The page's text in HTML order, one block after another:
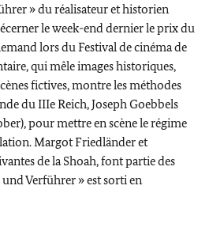
» du réalisateur et historien
le week-end dernier le prix du
lors du Festival de cinéma de
qui mêle images historiques,
fictives, montre les méthodes
du IIIe Reich,Joseph Goebbels
), pour mettre en scène le régime
Margot Friedländeret
de la Shoah, font partie des
Verführer» est sorti en